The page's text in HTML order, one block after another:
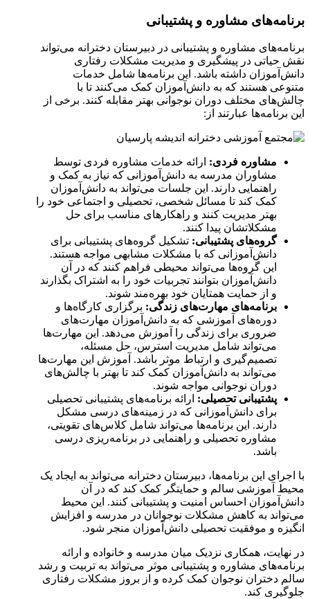
برنامه‌های مشاوره و پشتیبانی
برنامه‌های مشاوره و پشتیبانی در دبیرستان دخترانه می‌تواند
نقش حیاتی در پیشگیری و مدیریت مشکلات رفتاری
دانش‌آموزان داشته باشد. این برنامه‌ها شامل خدمات
متنوعی هستند که به دانش‌آموزان کمک می‌کنند تا با
چالش‌های مختلف دوران نوجوانی بهتر مقابله کنند. برخی از
این برنامه‌ها عبارتند از:
مشاوره فردی: ارائه خدمات مشاوره فردی توسط
مشاوران مدرسه به دانش‌آموزانی که نیاز به کمک و
راهنمایی دارند. این جلسات می‌تواند به دانش‌آموزان
کمک کند تا مسائل شخصی، تحصیلی و اجتماعی خود را
بهتر مدیریت کنند و راهکارهای مناسب برای حل
مشکلاتشان پیدا کنند.
گروه‌های پشتیبانی: تشکیل گروه‌های پشتیبانی برای
دانش‌آموزانی که با مشکلات مشابهی مواجه هستند.
این گروه‌ها می‌تواند محیطی فراهم کنند که در آن
دانش‌آموزان بتوانند تجربیات خود را به اشتراک بگذارند
و از حمایت همتایان خود بهره‌مند شوند.
برنامه‌های مهارت‌های زندگی: برگزاری کارگاه‌ها و
دوره‌های آموزشی که به دانش‌آموزان مهارت‌های
ضروری برای زندگی را آموزش می‌دهد. این مهارت‌ها
می‌تواند شامل مدیریت استرس، حل مسئله،
تصمیم‌گیری و ارتباط موثر باشد. آموزش این مهارت‌ها
می‌تواند به دانش‌آموزان کمک کند تا بهتر با چالش‌های
دوران نوجوانی مواجه شوند.
پشتیبانی تحصیلی: ارائه برنامه‌های پشتیبانی تحصیلی
برای دانش‌آموزانی که در زمینه‌های درسی مشکل
دارند. این برنامه‌ها می‌تواند شامل کلاس‌های تقویتی،
مشاوره تحصیلی و راهنمایی در برنامه‌ریزی درسی
باشد.
با اجرای این برنامه‌ها، دبیرستان دخترانه می‌تواند به ایجاد یک
محیط آموزشی سالم و حمایتگر کمک کند که در آن
دانش‌آموزان احساس امنیت و پشتیبانی کنند. این محیط
می‌تواند به کاهش مشکلات نوجوانان در مدرسه و افزایش
انگیزه و موفقیت تحصیلی دانش‌آموزان منجر شود.
در نهایت، همکاری نزدیک میان مدرسه و خانواده و ارائه
برنامه‌های مشاوره و پشتیبانی موثر می‌تواند به تربیت و رشد
سالم دختران نوجوان کمک کرده و از بروز مشکلات رفتاری
جلوگیری کند.